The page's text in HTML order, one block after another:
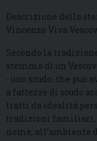
Descrizione dello
Vincenzo Viva
Secondo la
stemma di un
- uno scudo, che
a fattezze di scudo
tratti da idealità
tradizioni familiari,
nome, all’ambiente